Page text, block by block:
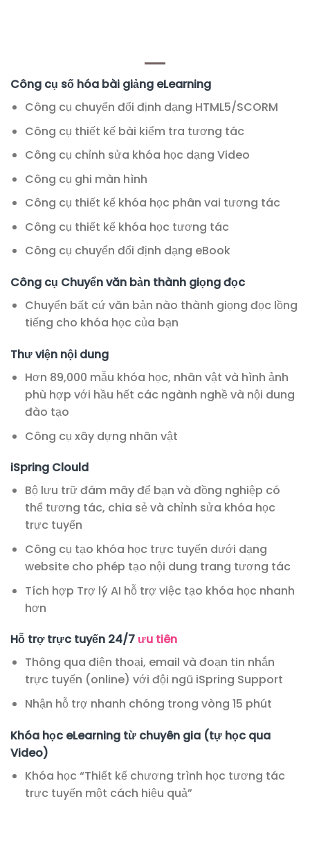
Công cụ số hóa bài giảng eLearning
Công cụ chuyển đổi định dạng HTML5/SCORM
Công cụ thiết kế bài kiểm tra tương tác
Công cụ chỉnh sửa khóa học dạng Video
Công cụ ghi màn hình
Công cụ thiết kế khóa học phân vai tương tác
Công cụ thiết kế khóa học tương tác
Công cụ chuyển đổi định dạng eBook
Công cụ Chuyển văn bản thành giọng đọc
Chuyển bất cứ văn bản nào thành giọng đọc lồng
tiếng cho khóa học của bạn
Thư viện nội dung
Hơn 89,000 mẫu khóa học, nhân vật và hình ảnh
phù hợp với hầu hết các ngành nghề và nội dung
đào tạo
Công cụ xây dựng nhân vật
iSpring Clould
Bộ lưu trữ đám mây để bạn và đồng nghiệp có
thể tương tác, chia sẻ và chỉnh sửa khóa học
trực tuyến
Công cụ tạo khóa học trực tuyến dưới dạng
website cho phép tạo nội dung trang tương tác
Tích hợp Trợ lý AI hỗ trợ việc tạo khóa học nhanh
hơn
Hỗ trợ trực tuyến 24/7 ưu tiên
Thông qua điện thoại, email và đoạn tin nhắn
trực tuyến (online) với đội ngũ iSpring Support
Nhận hỗ trợ nhanh chóng trong vòng 15 phút
Khóa học eLearning từ chuyên gia (tự học qua
Video)
Khóa học “Thiết kế chương trình học tương tác
trực tuyến một cách hiệu quả”